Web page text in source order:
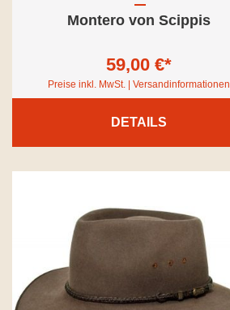
Montero von Scippis
59,00 €*
Preise inkl. MwSt. | Versandinformationen
DETAILS